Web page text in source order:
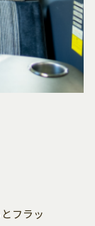
フラッ